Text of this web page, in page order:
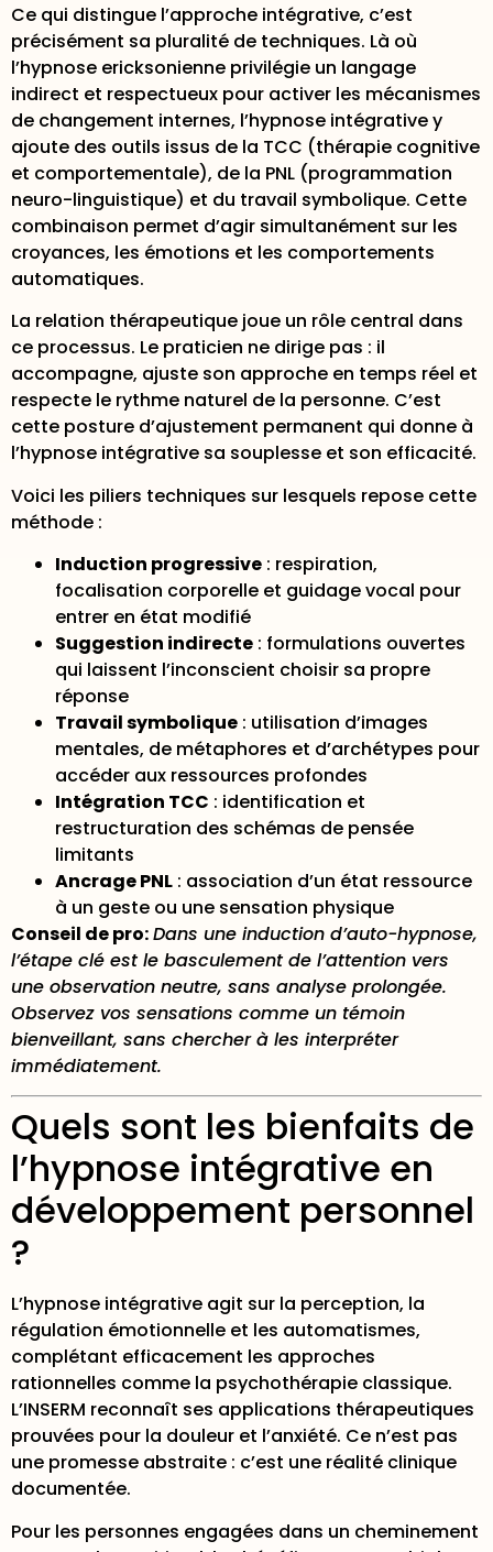
Ce qui distingue l’approche intégrative, c’est
précisément sa pluralité de techniques. Là où
l’hypnose ericksonienne privilégie un langage
indirect et respectueux pour activer les mécanismes
de changement internes, l’hypnose intégrative y
ajoute des outils issus de la TCC (thérapie cognitive
et comportementale), de la PNL (programmation
neuro-linguistique) et du travail symbolique. Cette
combinaison permet d’agir simultanément sur les
croyances, les émotions et les comportements
automatiques.
La relation thérapeutique joue un rôle central dans
ce processus. Le praticien ne dirige pas : il
accompagne, ajuste son approche en temps réel et
respecte le rythme naturel de la personne. C’est
cette posture d’ajustement permanent qui donne à
l’hypnose intégrative sa souplesse et son efficacité.
Voici les piliers techniques sur lesquels repose cette
méthode :
Induction progressive : respiration,
focalisation corporelle et guidage vocal pour
entrer en état modifié
Suggestion indirecte : formulations ouvertes
qui laissent l’inconscient choisir sa propre
réponse
Travail symbolique : utilisation d’images
mentales, de métaphores et d’archétypes pour
accéder aux ressources profondes
Intégration TCC : identification et
restructuration des schémas de pensée
limitants
Ancrage PNL : association d’un état ressource
à un geste ou une sensation physique
Conseil de pro:Dans une induction d’auto-hypnose,
l’étape clé est le basculementde l’attention vers
une observation neutre, sans analyse prolongée.
Observez vos sensations comme un témoin
bienveillant, sans chercher à les interpréter
immédiatement.
Quels sont les bienfaits de
l’hypnose intégrative en
développement personnel
?
L’hypnose intégrative agit sur la perception, la
régulation émotionnelle et les automatismes,
complétant efficacement les approches
rationnelles comme la psychothérapie classique.
L’INSERM reconnaît ses applications thérapeutiques
prouvées pour la douleur et l’anxiété. Ce n’est pas
une promesse abstraite : c’est une réalité clinique
documentée.
Pour les personnes engagées dans un cheminement